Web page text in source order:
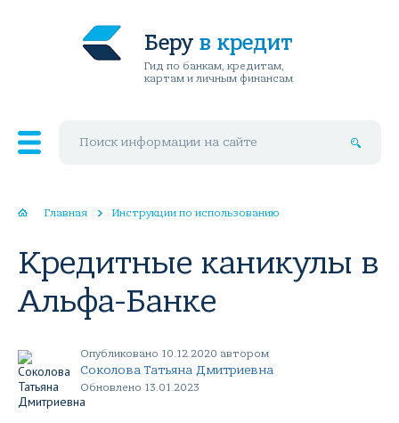
Беру в кредит
Гид по банкам, кредитам,
картам и личным финансам
Главная Инструкции по использованию
Кредитные каникулы в
Альфа-Банке
Опубликовано 10.12.2020 автором
Соколова Татьяна Дмитриевна
Обновлено 13.01.2023